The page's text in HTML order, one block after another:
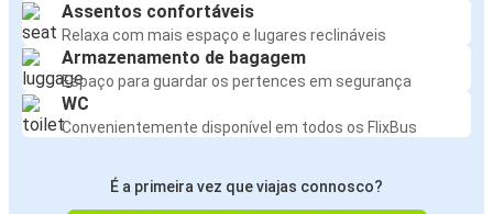
Assentos confortáveis
Relaxa com mais espaço e lugares reclináveis
Armazenamento de bagagem
Espaço para guardar os pertences em segurança
WC
Convenientemente disponível em todos os FlixBus
É a primeira vez que viajas connosco?